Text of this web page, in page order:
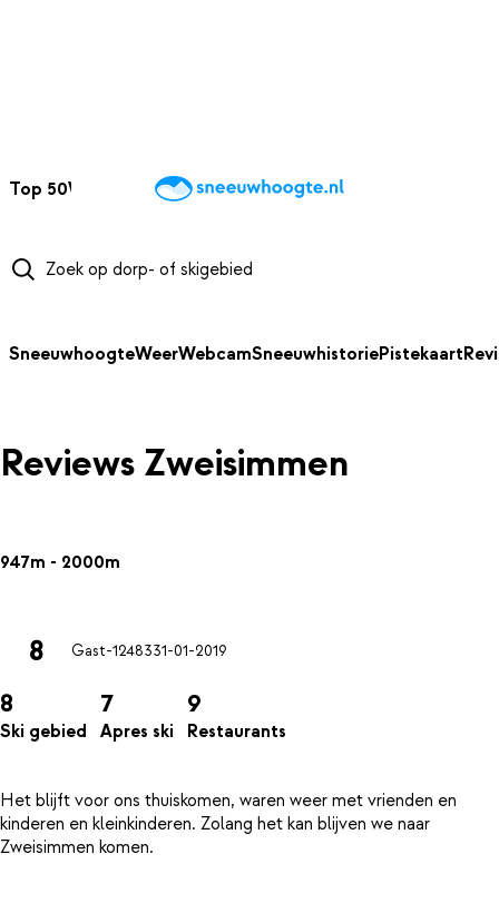
Top 50Webcams WintersportweerKaarten
SneeuwhoogteWeerWebcamSneeuwhistoriePistekaart
Reviews Zweisimmen
947m - 2000m
8 Gast-1248331-01-2019
8
Ski gebied
7
Apres ski
9
Restaurants
Het blijft voor ons thuiskomen, waren weer met vrienden en
kinderen en kleinkinderen. Zolang het kan blijven we naar
Zweisimmen komen.